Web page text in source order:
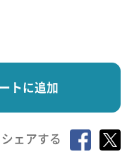
トに追加
シェアする